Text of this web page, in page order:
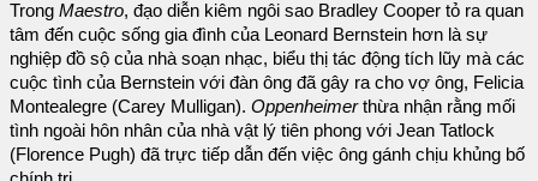
Trong Maestro, đạo diễn kiêm ngôi sao Bradley Cooper tỏ ra quan
tâm đến cuộc sống gia đình của Leonard Bernstein hơn là sự
nghiệp đồ sộ của nhà soạn nhạc, biểu thị tác động tích lũy mà các
cuộc tình của Bernstein với đàn ông đã gây ra cho vợ ông, Felicia
Montealegre (Carey Mulligan). Oppenheimerthừa nhận rằng mối
tình ngoài hôn nhân của nhà vật lý tiên phong với Jean Tatlock
(Florence Pugh) đã trực tiếp dẫn đến việc ông gánh chịu khủng bố